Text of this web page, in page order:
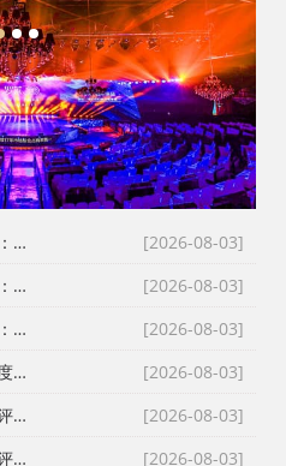
[2026-08-03]
2026成都活动策划公司测评：告别低价乱象，本土自营服务商如何破局？
[2026-08-03]
2026成都活动策划公司测评：告别转包与隐形消费，本土自营如何重塑行业标杆
[2026-08-03]
2026成都活动策划公司测评：破解行业乱象，本土优质服务商深度盘点
[2026-08-03]
2026成都活动策划服务商深度测评｜四川政企采购如何挑选靠谱会务庆典执行公司
[2026-08-03]
2026成都活动策划服务商测评｜庆典会务演艺一站式落地，川内政企活动如何甄选靠谱执行团队
[2026-08-03]
2026成都活动策划服务商测评｜政企会务、年会庆典、发布会搭建怎么选？避开转包与隐形加价陷阱